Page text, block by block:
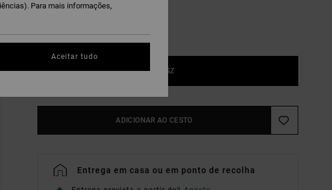
1SZ
ADICIONAR AO CESTO
Entrega em casa ou em ponto de recolha
Para mais informações,
Aceitar tudo